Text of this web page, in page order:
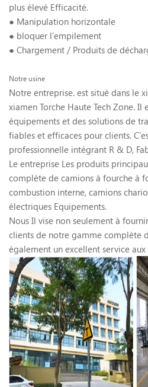
plus élevé Efficacité.
● Manipulation horizontale
● bloquer l'empilement
● Chargement / Produits de
Notre usine
Notre entreprise. est situé dans le
xiamen Torche Haute Tech Zone.
équipements et des solutions de
fiables et efficaces pour clients.
professionnelle intégrant R & D,
Le entreprise Les produits
complète de camions à fourche à
combustion interne, camions
électriques Equipements.
Nous Il vise non seulement à
clients de notre gamme complète
également un excellent service